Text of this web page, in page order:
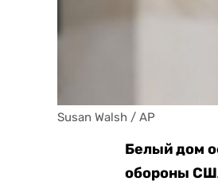
Susan Walsh / AP
Белый дом
обороны